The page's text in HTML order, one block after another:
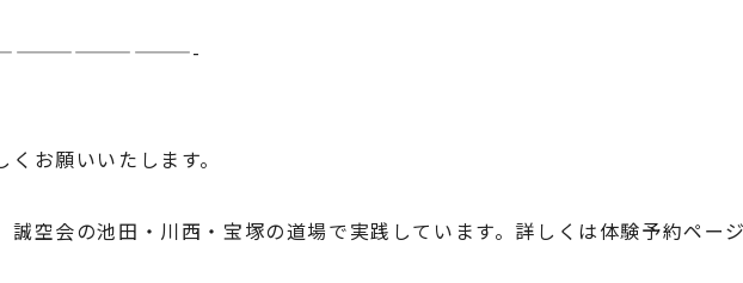
お願いいたします。
誠空会の池田・川西・宝塚の道場で実践しています。詳しくは体験予約ペー